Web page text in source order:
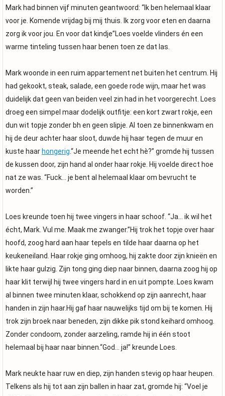
Mark had binnen vijf minuten geantwoord: “Ik ben helemaal klaar
voor je. Komende vrijdag bij mij thuis. Ik zorg voor eten en daarna
zorg ik voor jou. En voor dat kindje”Loes voelde vlinders én een
warme tinteling tussen haar benen toen ze dat las.
Mark woonde in een ruim appartement net buiten het centrum. Hij
had gekookt, steak, salade, een goede rode wijn, maar het was
duidelijk dat geen van beiden veel zin had in het voorgerecht. Loes
droeg een simpel maar dodelijk outfitje: een kort zwart rokje, een
dun wit topje zonder bh en geen slipje. Al toen ze binnenkwam en
hij de deur achter haar sloot, duwde hij haar tegen de muur en
kuste haar hongerig.“Je meende het echt hè?” gromde hij tussen
de kussen door, zijn hand al onder haar rokje. Hij voelde direct hoe
nat ze was. “Fuck… je bent al helemaal klaar om bevrucht te
worden.”
Loes kreunde toen hij twee vingers in haar schoof. “Ja… ik wil het
écht, Mark. Vul me. Maak me zwanger.”Hij trok het topje over haar
hoofd, zoog hard aan haar tepels en tilde haar daarna op het
keukeneiland. Haar rokje ging omhoog, hij zakte door zijn knieën en
likte haar gulzig. Zijn tong ging diep naar binnen, daarna zoog hij op
haar klit terwijl hij twee vingers hard in en uit pompte. Loes kwam
al binnen twee minuten klaar, schokkend op zijn aanrecht, haar
handen in zijn haar.Hij gaf haar nauwelijks tijd om bij te komen. Hij
trok zijn broek naar beneden, zijn dikke pik stond keihard omhoog.
Zonder condoom, zonder aarzeling, ramde hij in één stoot
helemaal bij haar naar binnen.“God… ja!” kreunde Loes.
Mark neukte haar ruw en diep, zijn handen stevig op haar heupen.
Telkens als hij tot aan zijn ballen in haar zat, gromde hij: “Voel je